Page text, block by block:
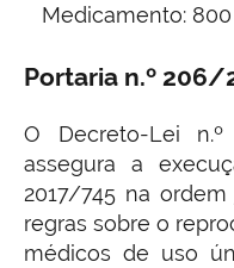
Medicamento: 800
Portaria n.º
O Decreto-Lei
assegura a
2017/745 na
regras sobre o
médicos de uso